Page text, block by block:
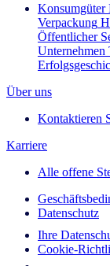
Konsumgüter
Verpackung
Öffentlicher
Unternehmen
Über uns
Kontaktieren
Karriere
Alle offene
Datenschutz
Ihre
Cookie-